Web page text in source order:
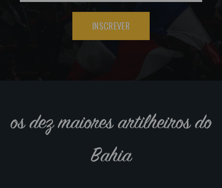
INSCREVER
os dez maiores artilheiros do
Bahia